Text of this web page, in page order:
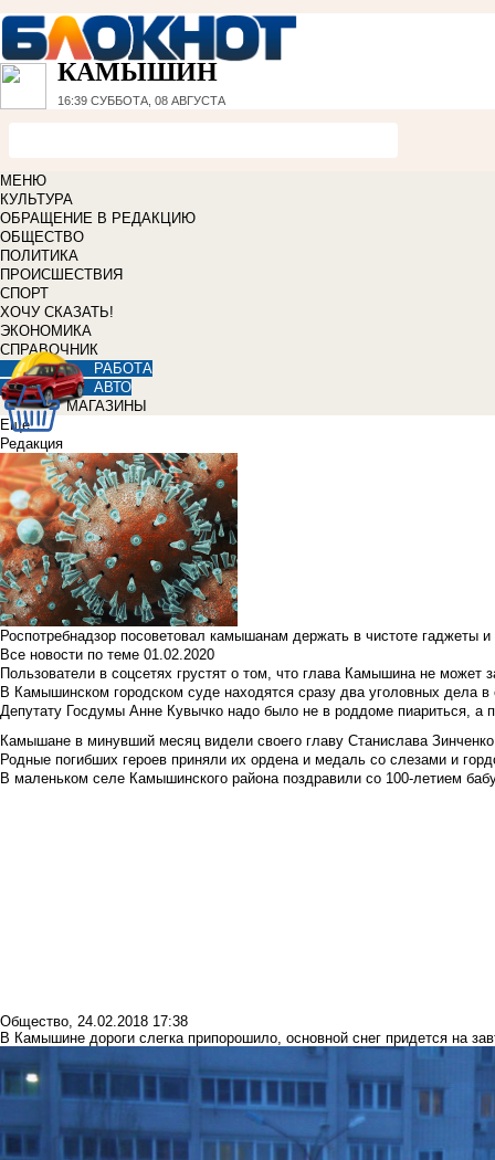
КАМЫШИН
16:39 СУББОТА, 08 АВГУСТА
МЕНЮ
КУЛЬТУРА
ОБРАЩЕНИЕ В РЕДАКЦИЮ
ОБЩЕСТВО
ПОЛИТИКА
ПРОИСШЕСТВИЯ
СПОРТ
ХОЧУ СКАЗАТЬ!
ЭКОНОМИКА
СПРАВОЧНИК
РАБОТА
АВТО
МАГАЗИНЫ
Еще
Редакция
Роспотребнадзор посоветовал камышанам держать в чистоте гаджеты
Все новости по теме 01.02.2020
Пользователи в соцсетях грустят о том, что глава Камышина не может
В Камышинском городском суде находятся сразу два уголовных дела
Депутату Госдумы Анне Кувычко надо было не в роддоме пиариться, а
Камышане в минувший месяц видели своего главу Станислава Зинченко
Родные погибших героев приняли их ордена и медаль со слезами и
В маленьком селе Камышинского района поздравили со 100-летием
Общество, 24.02.2018 17:38
В Камышине дороги слегка припорошило, основной снег придется на